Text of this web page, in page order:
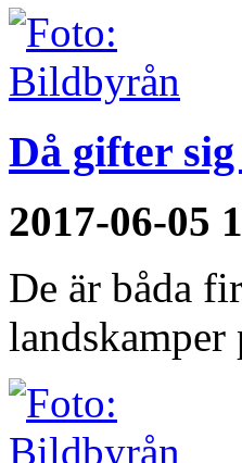
Då gifter
2017-06-05
De är båda
landskamper